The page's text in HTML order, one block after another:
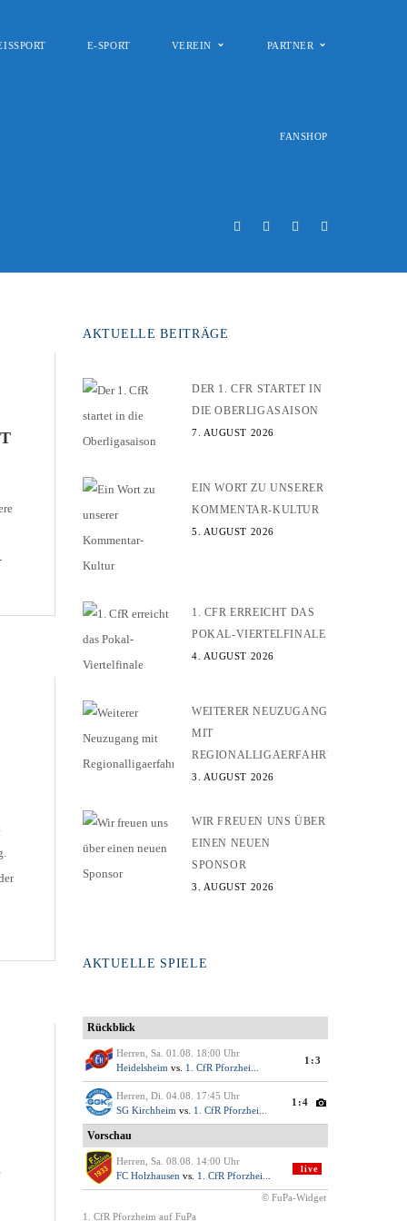
E-SPORT VEREIN PARTNER
FANSHOP
AKTUELLE BEITRÄGE
DER 1. CFR STARTET IN
DIE OBERLIGASAISON
7. AUGUST 2026
EIN WORT ZU UNSERER
KOMMENTAR-KULTUR
5. AUGUST 2026
1. CFR ERREICHT DAS
POKAL-VIERTELFINALE
4. AUGUST 2026
WEITERER NEUZUGANG
MIT
REGIONALLIGAERFAHRUNG
3. AUGUST 2026
WIR FREUEN UNS ÜBER
EINEN NEUEN
SPONSOR
3. AUGUST 2026
AKTUELLE SPIELE